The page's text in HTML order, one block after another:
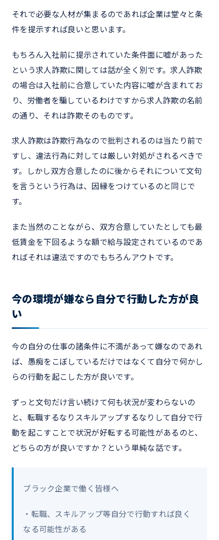
それで必要な人材が集まるのであれば企業は堂々と条
件を提示すれば良いと思います。
もちろん入社前に提示されていた条件面に嘘があった
という求人詐欺に関しては話が全く別です。求人詐欺
の場合は入社前に合意していた内容に嘘が含まれてお
り、労働者を騙しているわけですから求人詐欺の名前
の通り、それは詐欺そのものです。
求人詐欺は詐欺行為なので批判されるのは当たり前で
すし、違法行為に対しては厳しい対処がされるべきで
す。しかし双方合意したのに後からそれについて文句
を言うという行為は、因縁をつけているのと同じで
す。
また当然のことながら、双方合意していたとしても最
低賃金を下回るような額で給与設定されているのであ
ればそれは違法ですのでもちろんアウトです。
今の環境が嫌なら自分で行動した方が良
い
今の自分の仕事の諸条件に不満があって嫌なのであれ
ば、愚痴をこぼしているだけではなくて自分で何かし
らの行動を起こした方が良いです。
ずっと文句だけ言い続けて何も状況が変わらないの
と、転職するなりスキルアップするなりして自分で行
動を起こすことで状況が好転する可能性があるのと、
どちらの方が良いですか？という単純な話です。
ブラック企業で働く皆様へ
・転職、スキルアップ等自分で行動すれば良く
なる可能性がある